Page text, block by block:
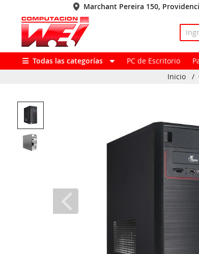
Marchant Pereira 150,
Todas las categorías PC de Escritorio
Inicio
/